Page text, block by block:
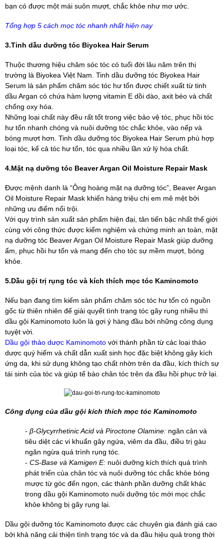
bạn có được một mái suôn mượt, chắc khỏe như mơ ước.
Tổng hợp 5 cách mọc tóc nhanh nhất hiện nay
3.Tinh dầu dưỡng tóc Biyokea Hair Serum
Thuộc thương hiệu chăm sóc tóc có tuổi đời lâu năm trên thị
trường là Biyokea Việt Nam. Tinh dầu dưỡng tóc Biyokea Hair
Serum là sản phẩm chăm sóc tóc hư tổn được chiết xuất từ tinh
dầu Argan có chứa hàm lượng vitamin E dồi dào, axit béo và chất
chống oxy hóa.
Những loại chất này đều rất tốt trong việc bảo vệ tóc, phục hồi tóc
hư tổn nhanh chóng và nuôi dưỡng tóc chắc khỏe, vào nếp và
bóng mượt hơn. Tinh dầu dưỡng tóc Biyokea Hair Serum phù hợp
loại tóc, kể cả tóc hư tổn, tóc qua nhiều lần xử lý hóa chất.
4.Mặt nạ dưỡng tóc Beaver Argan Oil Moisture Repair Mask
Được mệnh danh là “Ông hoàng mặt nạ dưỡng tóc”, Beaver Argan
Oil Moisture Repair Mask khiến hàng triệu chị em mê mệt bởi
những ưu điểm nổi trội.
Với quy trình sản xuất sản phẩm hiện đại, tân tiến bậc nhất thế giới
cùng với công thức được kiểm nghiệm và chứng minh an toàn, mặt
nạ dưỡng tóc Beaver Argan Oil Moisture Repair Mask giúp dưỡng
ẩm, phục hồi hư tổn và mang đến cho tóc sự mềm mượt, bóng
khỏe.
5.Dầu gội trị rụng tóc và kích thích mọc tóc Kaminomoto
Nếu bạn đang tìm kiếm sản phẩm chăm sóc tóc hư tổn có nguồn
gốc từ thiên nhiên để giải quyết tình trạng tóc gãy rụng nhiều thì
dầu gội Kaminomoto luôn là gợi ý hàng đầu bởi những công dụng
tuyệt vời.
Dầu gội thảo dược Kaminomoto với thành phần từ các loại thảo
dược quý hiếm và chất dẫn xuất sinh học đặc biệt không gây kích
ứng da, khi sử dụng không tạo chất nhờn trên da đầu, kích thích sự
tái sinh của tóc và giúp tế bào chân tóc trên da đầu hồi phục trở lại.
Công dụng của dầu gội kích thích mọc tóc Kaminomoto
- β-Glycyrrhetinic Acid và Piroctone Olamine: ngăn cản và
tiêu diệt các vi khuẩn gây ngứa, viêm da đầu, điều trị gàu
ngăn ngừa quá trình rụng tóc.
- CS-Base và Kamigen E: nuôi dưỡng kích thích quá trình
phát triển của chân tóc và nuôi dưỡng tóc chắc khỏe bóng
mược từ góc đến ngọn, các thành phần dưỡng chất khác
trong dầu gội Kaminomoto nuôi dưỡng tóc mới mọc chắc
khỏe không bị gãy rụng lại.
Dầu gội dưỡng tóc Kaminomoto được các chuyên gia đánh giá cao
bởi khả năng cải thiện tình trạng tóc và da đầu hiệu quả trong thời